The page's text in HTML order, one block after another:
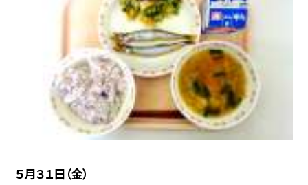
５月３１日（金）